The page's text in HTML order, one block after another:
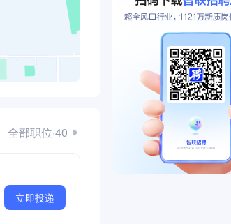
全部职位·40
立即投递